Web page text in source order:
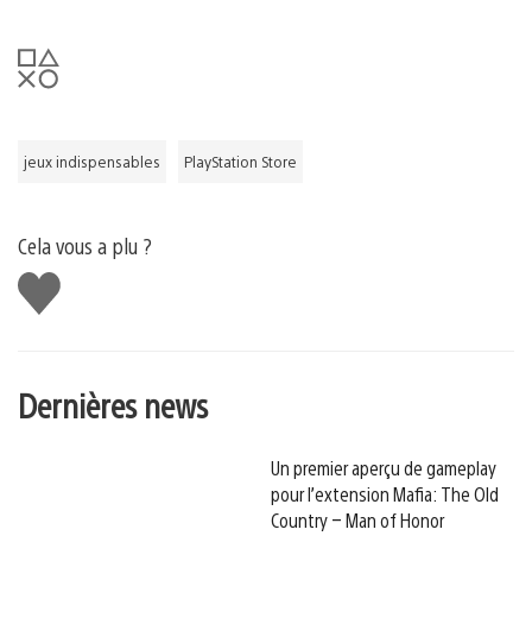
jeux indispensables PlayStation Store
Cela vous a plu ?
J'aime
Dernières news
Un premier aperçu de gameplay
pour l’extension Mafia: The Old
Country – Man of Honor